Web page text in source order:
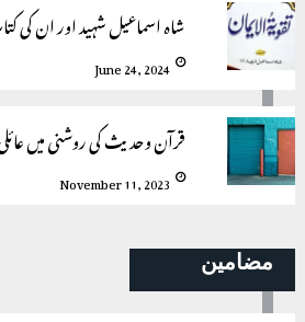
شاہ اسماعیل شہید اور ان کی
June 24, 2024
قرآن وحدیث کی روشنی میں
November 11, 2023
مضامین